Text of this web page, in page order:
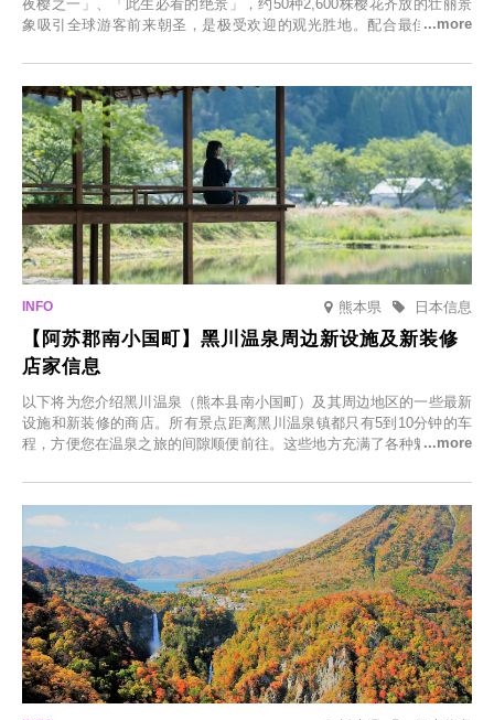
夜樱之一」、「此生必看的绝景」，约50种2,600株樱花齐放的壮丽景
象吸引全球游客前来朝圣，是极受欢迎的观光胜地。配合最佳观雪时
「冬季樱花灯光秀」。
熊本県 日本信息
【阿苏郡南小国町】黑川温泉周边新设施及新装修
店家信息
以下将为您介绍黑川温泉（熊本县南小国町）及其周边地区的一些最新
设施和新装修的商店。所有景点距离黑川温泉镇都只有5到10分钟的车
程，方便您在温泉之旅的间隙顺便前往。这些地方充满了各种魅力，包
食材的餐厅。让您体验黑川温泉的全新乐趣。